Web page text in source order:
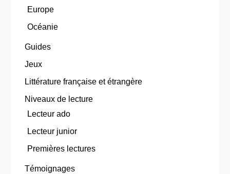
Europe
Océanie
Guides
Jeux
Littérature française et étrangère
Niveaux de lecture
Lecteur ado
Lecteur junior
Premières lectures
Témoignages